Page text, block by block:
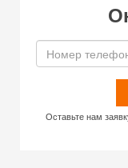
Оставьте нам